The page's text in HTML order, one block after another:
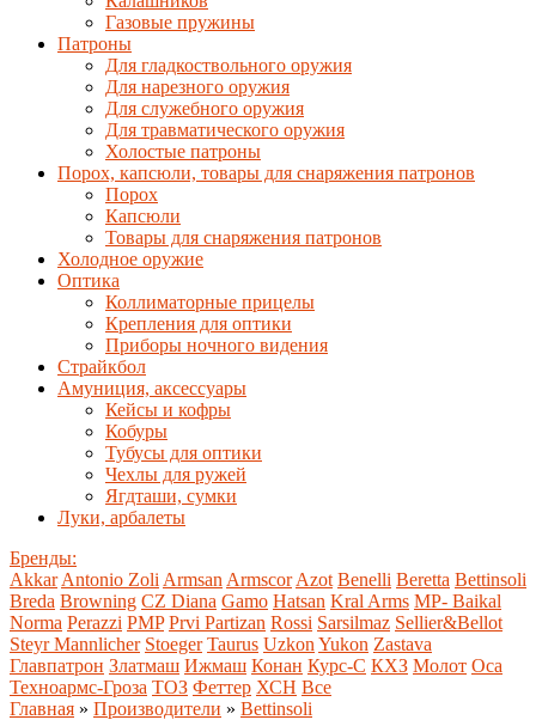
Газовые пружины
Патроны
Для гладкоствольного оружия
Для нарезного оружия
Для служебного оружия
Для травматического оружия
Холостые патроны
Порох, капсюли, товары для снаряжения патронов
Порох
Капсюли
Товары для снаряжения патронов
Холодное оружие
Оптика
Коллиматорные прицелы
Крепления для оптики
Приборы ночного видения
Страйкбол
Амуниция, аксессуары
Кейсы и кофры
Кобуры
Тубусы для оптики
Чехлы для ружей
Ягдташи, сумки
Луки, арбалеты
Бренды:
Akkar Antonio Zoli Armsan Armscor Azot Benelli Beretta Bettinsoli
Breda Browning CZ Diana Gamo Hatsan Kral Arms MP- Baikal
Norma Perazzi PMP Prvi Partizan Rossi Sarsilmaz Sellier&Bellot
Steyr Mannlicher Stoeger Taurus Uzkon Yukon Zastava
Главпатрон Златмаш Ижмаш Конан Курс-С КХЗ Молот Оса
Техноармс-Гроза ТОЗ Феттер ХСН Все
Главная » Производители » Bettinsoli